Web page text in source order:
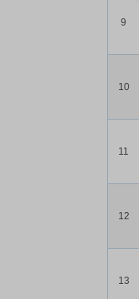
9
10
11
12
13
9
10
11
12
13